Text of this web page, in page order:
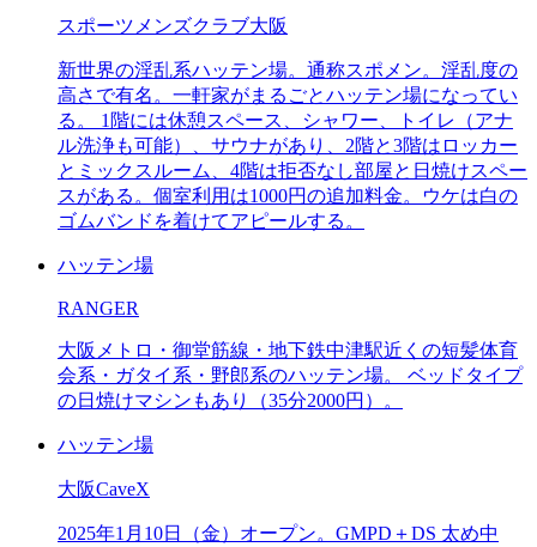
スポーツメンズクラブ大阪
新世界の淫乱系ハッテン場。通称スポメン。淫乱度の
高さで有名。一軒家がまるごとハッテン場になってい
る。 1階には休憩スペース、シャワー、トイレ（アナ
ル洗浄も可能）、サウナがあり、2階と3階はロッカー
とミックスルーム、4階は拒否なし部屋と日焼けスペー
スがある。個室利用は1000円の追加料金。ウケは白の
ゴムバンドを着けてアピールする。
ハッテン場
RANGER
大阪メトロ・御堂筋線・地下鉄中津駅近くの短髪体育
会系・ガタイ系・野郎系のハッテン場。 ベッドタイプ
の日焼けマシンもあり（35分2000円）。
ハッテン場
大阪CaveX
2025年1月10日（金）オープン。GMPD＋DS 太め中